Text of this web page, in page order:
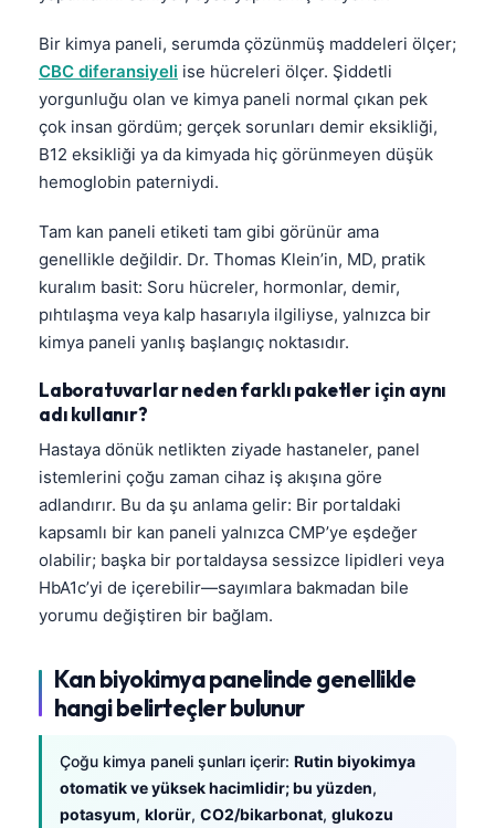
Bir kimya paneli, serumda çözünmüş maddeleri ölçer;
CBC diferansiyeli ise hücreleri ölçer. Şiddetli
yorgunluğu olan ve kimya paneli normal çıkan pek
çok insan gördüm; gerçek sorunları demir eksikliği,
B12 eksikliği ya da kimyada hiç görünmeyen düşük
hemoglobin paterniydi.
Tam kan paneli etiketi tam gibi görünür ama
genellikle değildir. Dr. Thomas Klein’in, MD, pratik
kuralım basit: Soru hücreler, hormonlar, demir,
pıhtılaşma veya kalp hasarıyla ilgiliyse, yalnızca bir
kimya paneli yanlış başlangıç noktasıdır.
Laboratuvarlar neden farklı paketler için aynı
adı kullanır?
Hastaya dönük netlikten ziyade hastaneler, panel
istemlerini çoğu zaman cihaz iş akışına göre
adlandırır. Bu da şu anlama gelir: Bir portaldaki
kapsamlı bir kan paneli yalnızca CMP’ye eşdeğer
olabilir; başka bir portaldaysa sessizce lipidleri veya
HbA1c’yi de içerebilir—sayımlara bakmadan bile
yorumu değiştiren bir bağlam.
Kan biyokimya panelinde genellikle
hangi belirteçler bulunur
Çoğu kimya paneli şunları içerir: Rutin biyokimya
otomatik ve yüksek hacimlidir; bu yüzden,
potasyum, klorür, CO2/bikarbonat, glukozu